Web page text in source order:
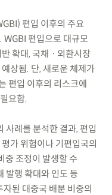
편입 이후의 주요
WGBI 편입으로 대규모
확대, 국채ㆍ외환시장
상됨. 단, 새로운 체제가
편입 이후의 리스크에
요함.
사례를 분석한 결과, 편입
가 위험이나 기편입국의
중 조정이 발생할 수
발행 확대와 인도 등
된 대중국 배분 비중의